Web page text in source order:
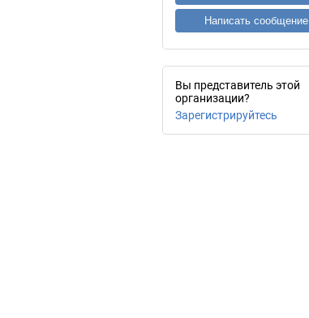
Написать сообщение
Вы представитель этой
организации?
Зарегистрируйтесь